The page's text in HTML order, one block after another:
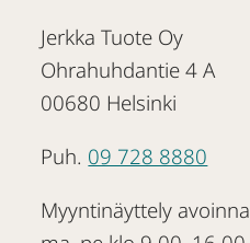
Jerkka Tuote Oy
Ohrahuhdantie 4 A
00680 Helsinki
Puh. 09 728 8880
Myyntinäyttely avoinna